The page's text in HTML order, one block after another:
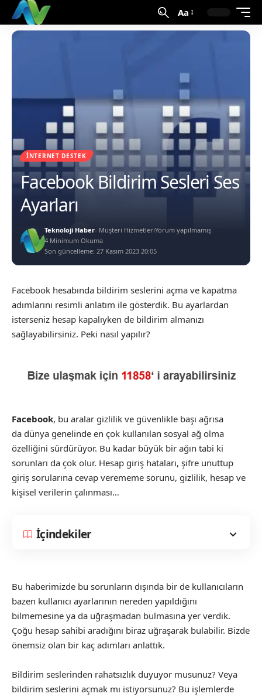
Aa
İNTERNET DESTEK
Facebook Bildirim Sesleri Ses
Ayarları
Son güncelleme: 27 Kasım 2023 20:05
Teknoloji Haber- Müşteri HizmetleriYorum yapılmamış
4 Minimum Okuma
Facebook hesabında bildirim seslerini açma ve kapatma
adımlarını resimli anlatım ile gösterdik. Bu ayarlardan
isterseniz hesap kapalıyken de bildirim almanızı
sağlayabilirsiniz. Peki nasıl yapılır?
Facebook, bu aralar gizlilik ve güvenlikle başı ağrısa
da dünya genelinde en çok kullanılan sosyal ağ olma
özelliğini sürdürüyor. Bu kadar büyük bir ağın tabi ki
sorunları da çok olur. Hesap giriş hataları, şifre unuttup
giriş sorularına cevap verememe sorunu, gizlilik, hesap ve
kişisel verilerin çalınması…
İçindekiler
Bu haberimizde bu sorunların dışında bir de kullanıcıların
bazen kullanıcı ayarlarının nereden yapıldığını
bilmemesine ya da uğraşmadan bulmasına yer verdik.
Çoğu hesap sahibi aradığını biraz uğraşarak bulabilir. Bizde
önemsiz olan bir kaç adımları anlattık.
Bildirim seslerinden rahatsızlık duyuyor musunuz? Veya
bildirim seslerini açmak mı istiyorsunuz? Bu işlemlerde